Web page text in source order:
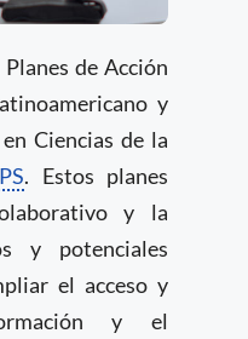
de Acción
y
Ciencias de la
. Estos planes
y la
y potenciales
el acceso y
y el